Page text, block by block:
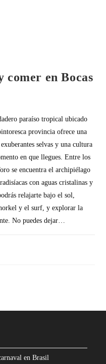
comer en Bocas
paraíso tropical ubicado
provincia ofrece una
selvas y una cultura
en que llegues. Entre los
se encuentra el archipiélago
con aguas cristalinas y
relajarte bajo el sol,
y el surf, y explorar la
No puedes dejar…
en Brasil